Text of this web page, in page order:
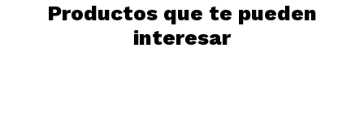
Productos que te pueden
interesar